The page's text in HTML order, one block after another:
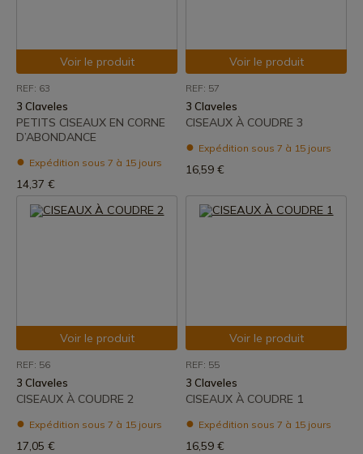
Voir le produit
REF: 63
3 Claveles
PETITS CISEAUX EN CORNE
D’ABONDANCE
Expédition sous 7 à 15 jours
14,37 €
Voir le produit
REF: 57
3 Claveles
CISEAUX À COUDRE 3
Expédition sous 7 à 15 jours
16,59 €
Voir le produit
REF: 56
3 Claveles
CISEAUX À COUDRE 2
Expédition sous 7 à 15 jours
17,05 €
Voir le produit
REF: 55
3 Claveles
CISEAUX À COUDRE 1
Expédition sous 7 à 15 jours
16,59 €